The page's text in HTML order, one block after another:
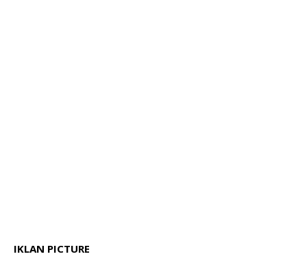
IKLAN PICTURE